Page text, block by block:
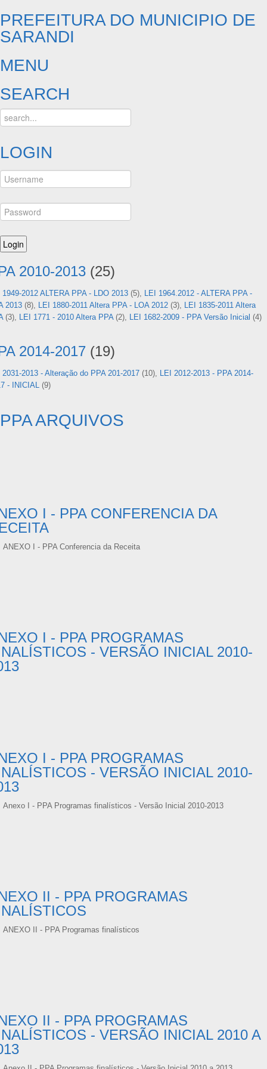
PREFEITURA DO MUNICIPIO DE
SARANDI
MENU
SEARCH
LOGIN
2010-2013 (25)
1949-2012 ALTERA PPA - LDO 2013 (5), LEI 1964.2012 - ALTERA PPA -
2013 (8), LEI 1880-2011 Altera PPA - LOA 2012 (3), LEI 1835-2011 Altera
(3), LEI 1771 - 2010 Altera PPA (2), LEI 1682-2009 - PPA Versão Inicial (4)
2014-2017 (19)
2031-2013 - Alteração do PPA 201-2017 (10), LEI 2012-2013 - PPA 2014-
- INICIAL (9)
PPA ARQUIVOS
I - PPA CONFERENCIA DA
ANEXO I - PPA Conferencia da Receita
I - PPA PROGRAMAS
- VERSÃO INICIAL 2010-
I - PPA PROGRAMAS
- VERSÃO INICIAL 2010-
Anexo I - PPA Programas finalísticos - Versão Inicial 2010-2013
II - PPA PROGRAMAS
ANEXO II - PPA Programas finalísticos
II - PPA PROGRAMAS
- VERSÃO INICIAL 2010 A